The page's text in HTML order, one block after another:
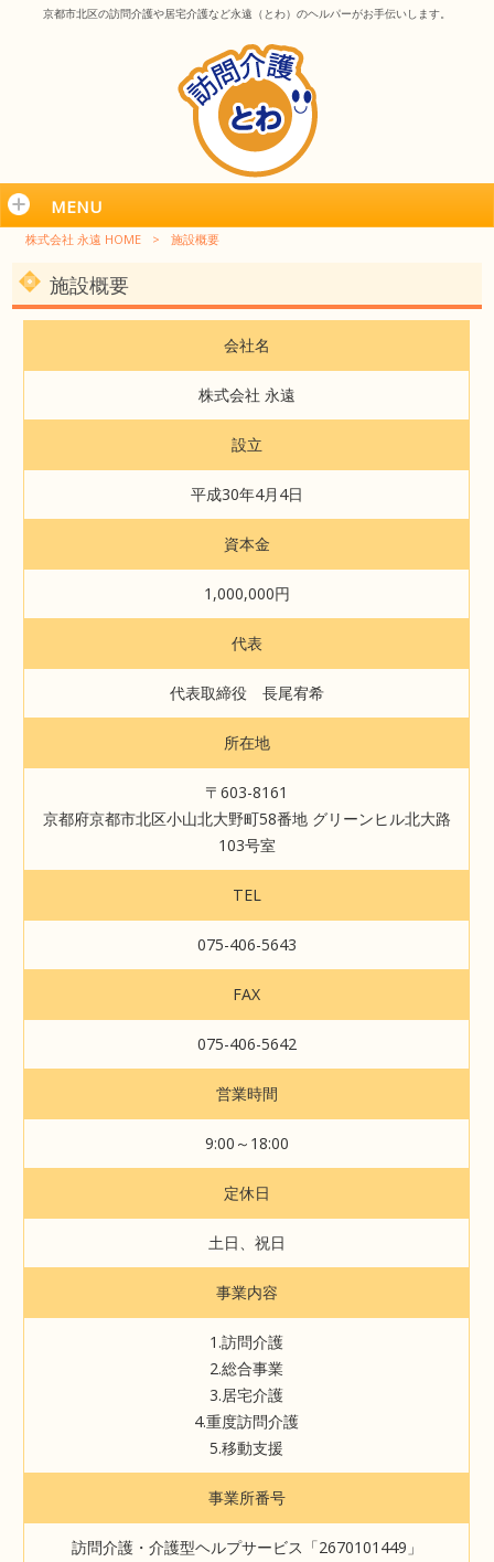
京都市北区の訪問介護や居宅介護など永遠（とわ）のヘルパーがお手伝いします。
MENU
株式会社 永遠 HOME > 施設概要
施設概要
会社名
株式会社 永遠
設立
平成30年4月4日
資本金
1,000,000円
代表
代表取締役 長尾宥希
所在地
〒603-8161
京都府京都市北区小山北大野町58番地 グリーンヒル北大路
103号室
TEL
075-406-5643
FAX
075-406-5642
営業時間
9:00～18:00
定休日
土日、祝日
事業内容
1.訪問介護
2.総合事業
3.居宅介護
4.重度訪問介護
5.移動支援
事業所番号
訪問介護・介護型ヘルプサービス「2670101449」